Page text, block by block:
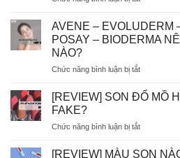
GÓC
THẮC
MẮC]
TẨY
BÀO
HỌC
SẼ
AVENE – EVOLUDERM
POSAY – BIODERMA
NÀO?
Chức năng bình luận bị tắtở
–
VICHY
LA
[REVIEW] SON ĐỔ MỒ
FAKE?
Chức năng bình luận bị tắtở
SON
[REVIEW] MÀU SON